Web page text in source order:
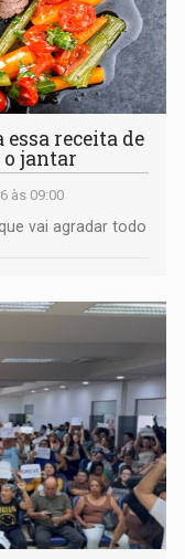
essa receita de
o jantar
às 09:00
vai agradar todo